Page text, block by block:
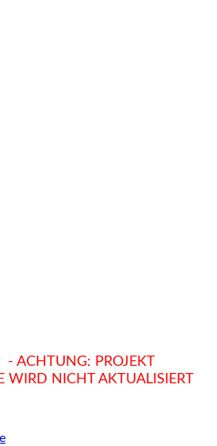
- ACHTUNG: PROJEKT
WIRD NICHT AKTUALISIERT